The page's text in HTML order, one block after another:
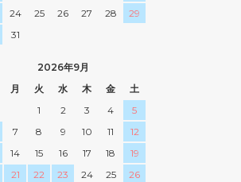
24 25 26 27 28
29
31
2026年9月
月 火 水 木 金
土
1
2 3 4
5
7 8 9 10 11
12
14 15 16 17 18
19
21 22 23 24 25
26